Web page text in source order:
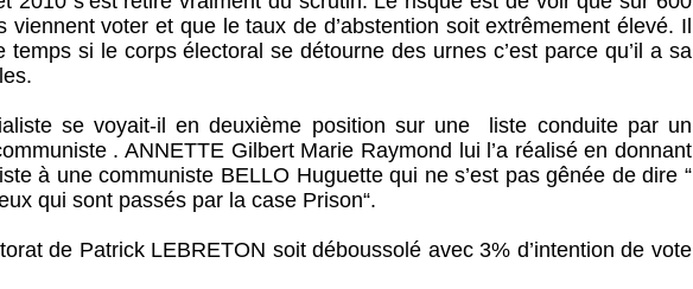
voter et que le taux de d’abstention soit extrêmement élevé. Il
si le corps électoral se détourne des urnes c’est parce qu’il a sa
se voyait-il en deuxième position sur une liste conduite par un
. ANNETTE Gilbert Marie Raymond lui l’a réalisé en donnant
à une communiste BELLO Huguette qui ne s’est pas gênée de dire “
qui sont passés par la case Prison“.
de Patrick LEBRETON soit déboussolé avec 3% d’intention de vote